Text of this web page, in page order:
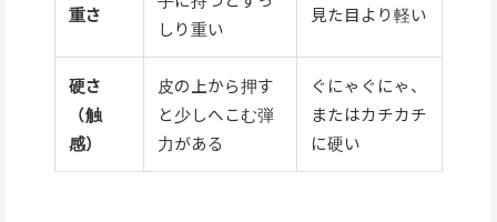
重さ
しり重い
見た目より軽い
硬さ
（触
感）
皮の上から押す
と少しへこむ弾
力がある
ぐにゃぐにゃ、
またはカチカチ
に硬い